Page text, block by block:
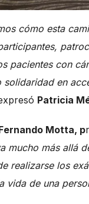
cómo esta
pacientes con
solidaridad en
Patricia
Motta, p
mucho más allá
realizarse los
vida de una